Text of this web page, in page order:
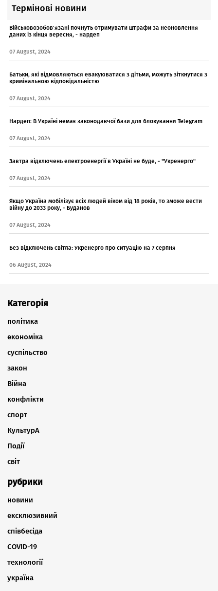
Термінові новини
Військовозобов'язані почнуть отримувати штрафи за неоновлення
даних із кінця вересня, - нардеп
07 August, 2024
Батьки, які відмовляються евакуюватися з дітьми, можуть зіткнутися з
кримінальною відповідальністю
07 August, 2024
Нардеп: В Україні немає законодавчої бази для блокування Telegram
07 August, 2024
Завтра відключень електроенергії в Україні не буде, - "Укренерго"
07 August, 2024
Якщо Україна мобілізує всіх людей віком від 18 років, то зможе вести
війну до 2033 року, - Буданов
07 August, 2024
Без відключень світла: Укренерго про ситуацію на 7 серпня
06 August, 2024
Категорія
політика
економіка
суспільство
закон
Війна
конфлікти
спорт
КультурА
Події
світ
рубрики
новини
ексклюзивний
співбесіда
COVID-19
технології
україна